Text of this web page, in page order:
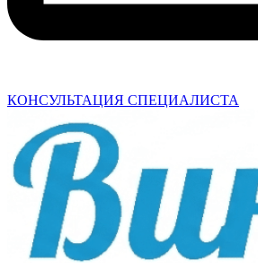
КОНСУЛЬТАЦИЯ СПЕЦИАЛИСТА